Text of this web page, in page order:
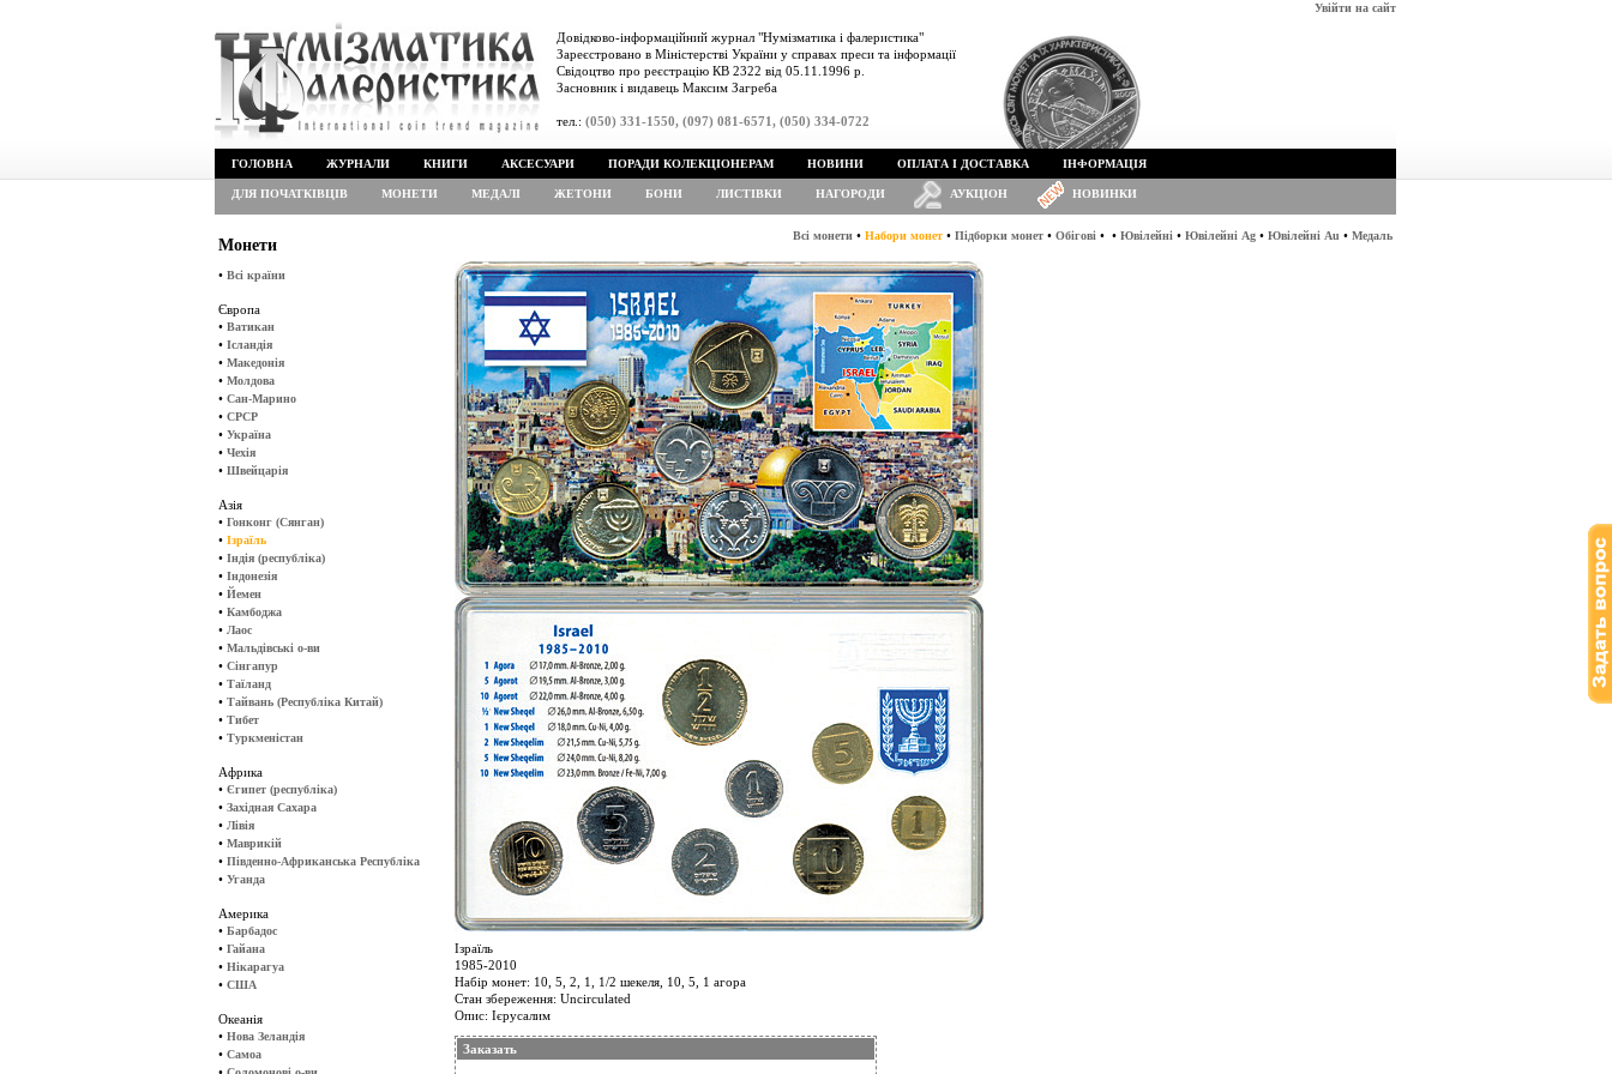
Увійти на сайт
Довідково-інформаційний журнал "Нумізматика і фалеристика"
Зареєстровано в Міністерстві України у справах преси та інформації
Свідоцтво про реєстрацію КВ 2322 від 05.11.1996 р.
Засновник і видавець Максим Загреба
тел.: (050) 331-1550, (097) 081-6571, (050) 334-0722
ГОЛОВНА ЖУРНАЛИ КНИГИ АКСЕСУАРИ ПОРАДИ КОЛЕКЦІОНЕРАМ НОВИНИ ОПЛАТА І ДОСТАВКА ІНФОРМАЦІЯ
ДЛЯ ПОЧАТКІВЦІВ МОНЕТИ МЕДАЛІ ЖЕТОНИ БОНИ ЛИСТІВКИ НАГОРОДИ АУКЦІОН НОВИНКИ
Монети
• Всі країни
Європа
• Ватикан
• Ісландія
• Македонія
• Молдова
• Сан-Марино
• СРСР
• Україна
• Чехія
• Швейцарія
Азія
• Гонконг (Сянган)
• Ізраїль
• Індія (республіка)
• Індонезія
• Йемен
• Камбоджа
• Лаос
• Мальдівські о-ви
• Сінгапур
• Таїланд
• Тайвань (Республіка Китай)
• Тибет
• Туркменістан
Африка
• Єгипет (республіка)
• Західная Сахара
• Лівія
• Маврикій
• Південно-Африканська Республіка
• Уганда
Америка
• Барбадос
• Гайана
• Нікарагуа
• США
Океанія
• Нова Зеландія
• Самоа
Всі монети • Набори монет • Підборки монет • Обігові • • Ювілейні • Ювілейні Ag • Ювілейні Au • Медаль
Ізраїль
1985-2010
Набір монет: 10, 5, 2, 1, 1/2 шекеля, 10, 5, 1 агора
Стан збереження: Uncirculated
Опис: Ієрусалим
Заказать